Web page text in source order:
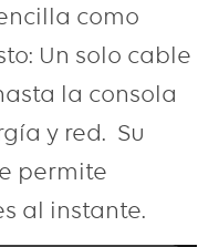
como
Un solo cable
la consola
y red. Su
permite
al instante.